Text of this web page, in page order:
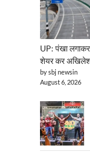
UP: पंखा
शेयर कर अखिलेश
by sbj newsin
August 6, 2026